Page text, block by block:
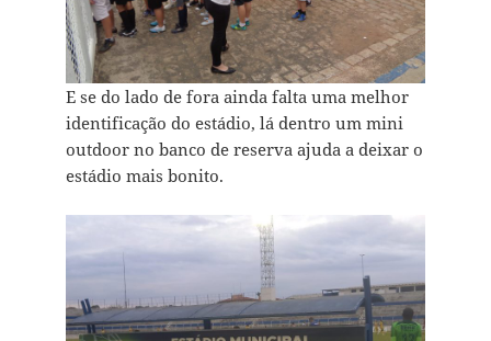
E se do lado de fora ainda falta uma melhor
identificação do estádio, lá dentro um mini
outdoor no banco de reserva ajuda a deixar o
estádio mais bonito.